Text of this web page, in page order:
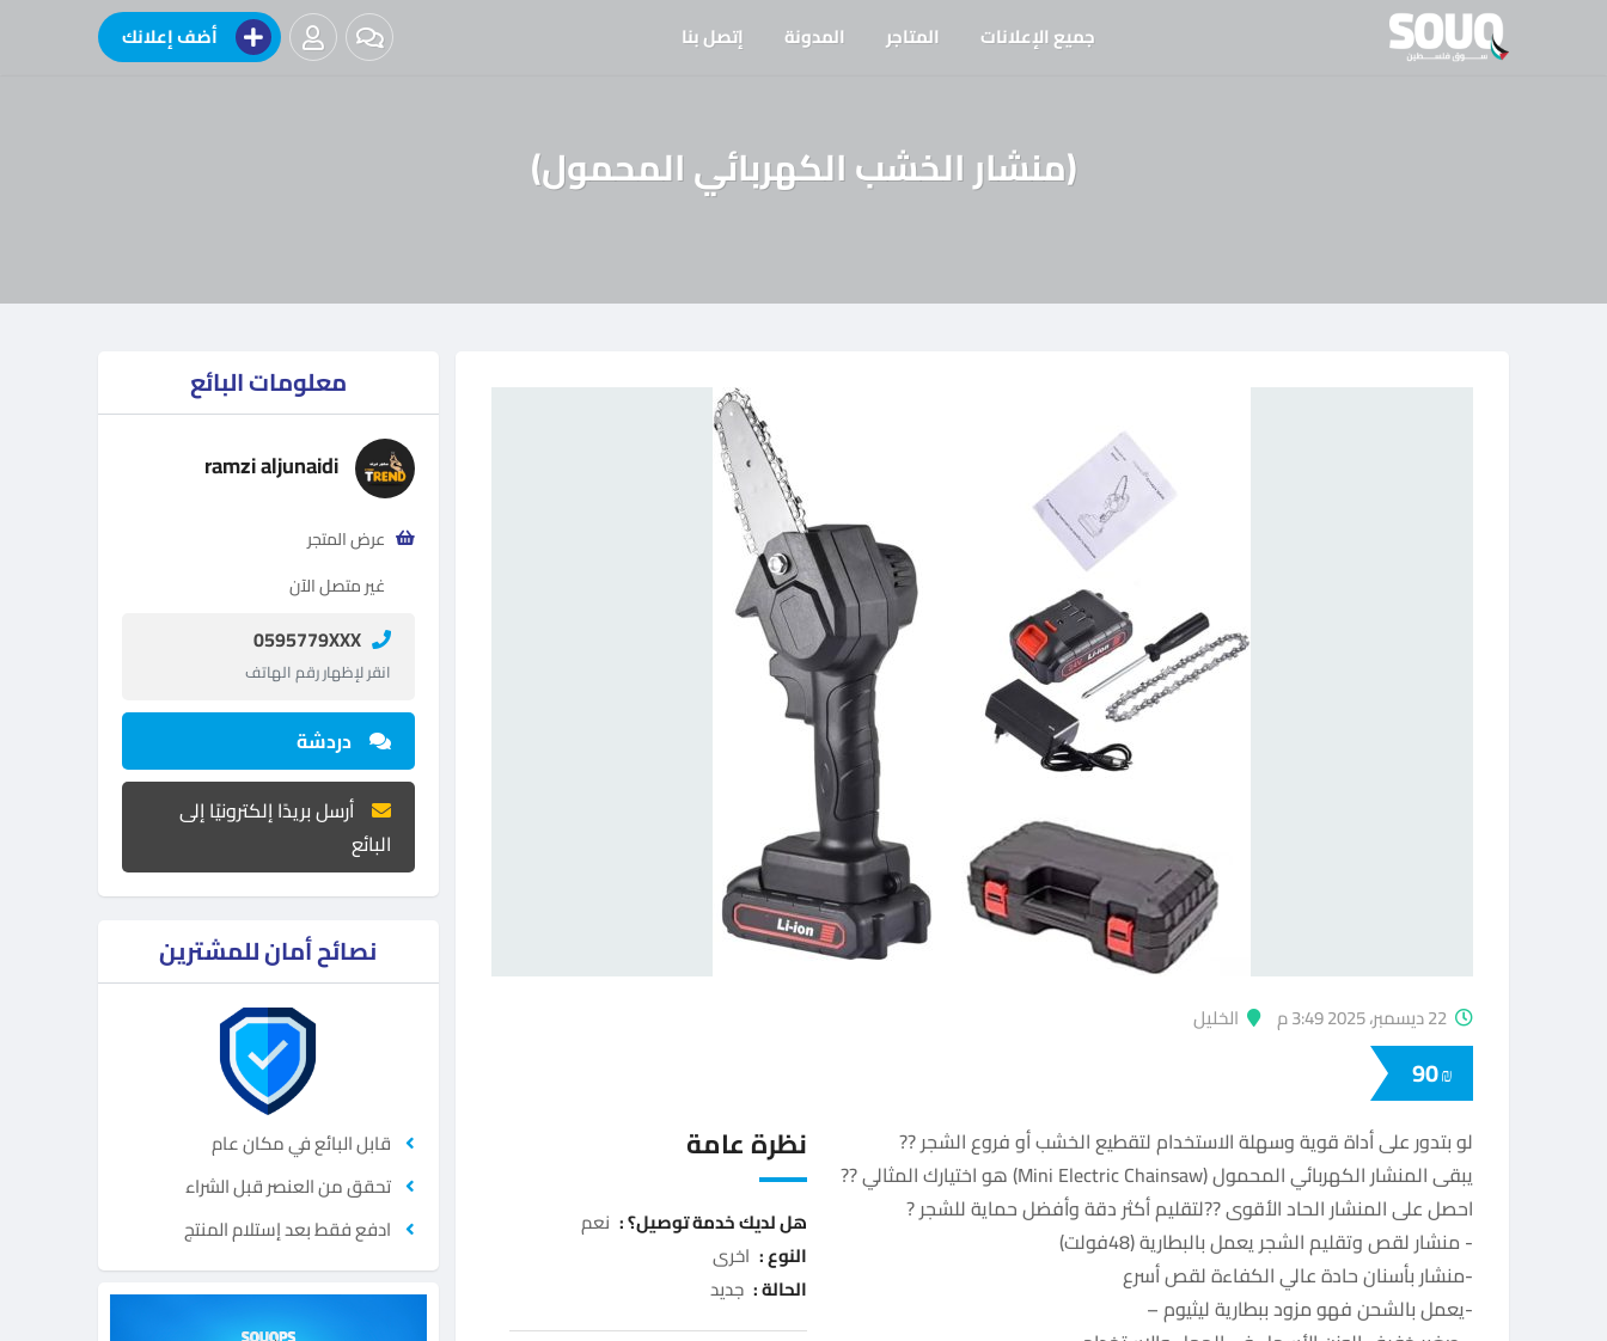
جميع الإعلانات المتاجر المدونة إتصل بنا أضف إعلانك
(منشار الخشب الكهربائي المحمول)
22 ديسمبر، 2025 3:49 م الخليل
90₪
لو بتدور على أداة قوية وسهلة الاستخدام لتقطيع الخشب أو فروع الشجر ??
يبقى المنشار الكهربائي المحمول (Mini Electric Chainsaw) هو اختيارك المثالي ??
احصل على المنشار الحاد الأقوى ??لتقليم أكثر دقة وأفضل حماية للشجر ?
نظرة عامة
هل لديك خدمة توصيل؟ : نعم
النوع : اخرى
الحالة : جديد
معلومات البائع
ramzi aljunaidi
عرض المتجر
غير متصل الآن
0595779XXX
انقر لإظهار رقم الهاتف
دردشة
أرسل بريدًا إلكترونيًا إلى
البائع
نصائح أمان للمشترين
قابل البائع في مكان عام
تحقق من العنصر قبل الشراء
ادفع فقط بعد إستلام المنتج